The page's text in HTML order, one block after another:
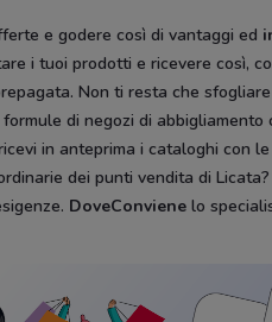
e godere così di vantaggi ed
i tuoi prodotti e ricevere così,
Non ti resta che
di negozi di abbigliamento
in anteprima i cataloghi con
dei punti vendita di Licata?
DoveConviene lo